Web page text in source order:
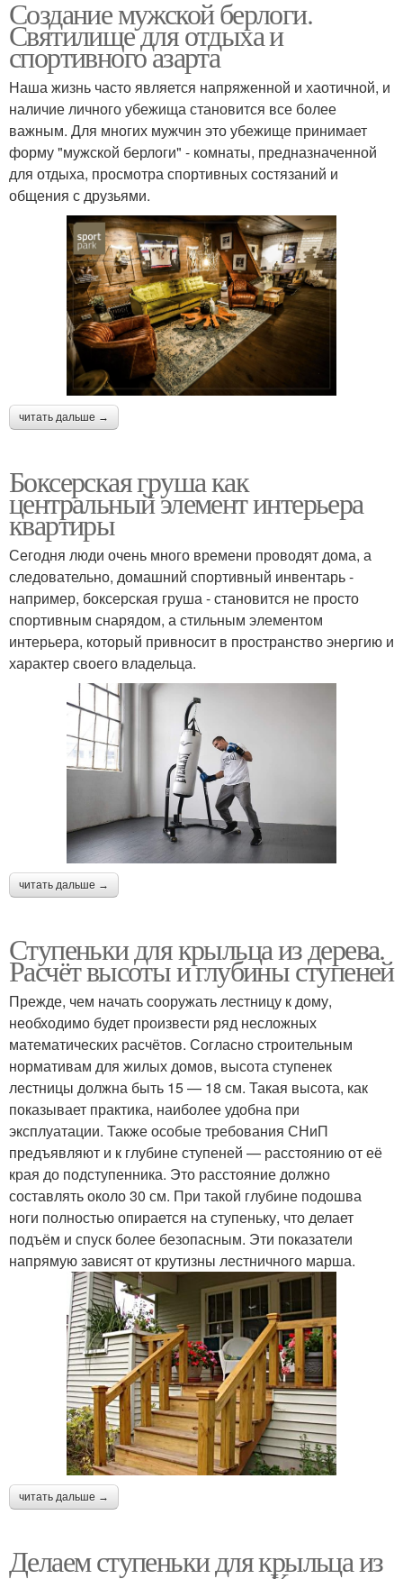
Создание мужской берлоги.
Святилище для отдыха и
спортивного азарта
Наша жизнь часто является напряженной и хаотичной, и
наличие личного убежища становится все более
важным. Для многих мужчин это убежище принимает
форму "мужской берлоги" - комнаты, предназначенной
для отдыха, просмотра спортивных состязаний и
общения с друзьями.
читать дальше →
Боксерская груша как
центральный элемент интерьера
квартиры
Сегодня люди очень много времени проводят дома, а
следовательно, домашний спортивный инвентарь -
например, боксерская груша - становится не просто
спортивным снарядом, а стильным элементом
интерьера, который привносит в пространство энергию и
характер своего владельца.
читать дальше →
Ступеньки для крыльца из дерева.
Расчёт высоты и глубины ступеней
Прежде, чем начать сооружать лестницу к дому,
необходимо будет произвести ряд несложных
математических расчётов. Согласно строительным
нормативам для жилых домов, высота ступенек
лестницы должна быть 15 — 18 см. Такая высота, как
показывает практика, наиболее удобна при
эксплуатации. Также особые требования СНиП
предъявляют и к глубине ступеней — расстоянию от её
края до подступенника. Это расстояние должно
составлять около 30 см. При такой глубине подошва
ноги полностью опирается на ступеньку, что делает
подъём и спуск более безопасным. Эти показатели
напрямую зависят от крутизны лестничного марша.
читать дальше →
Делаем ступеньки для крыльца из